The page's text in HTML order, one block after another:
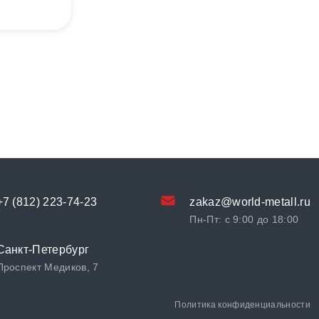
(812) 223-74-23 zakaz@world-metall.ru
Пн-Пт: с 9:00 до 18:00
Петербург
Медиков, 7
Политика конфиденциальности